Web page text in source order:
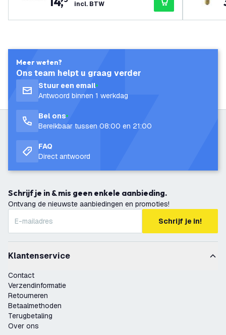
incl. BTW
Meer weten?
Ons team helpt u graag verder
Stuur een email
Antwoord binnen 1 werkdag
Bel ons
Bereikbaar tussen 08:00 en 21:00
FAQ
Direct antwoord
Schrijf je in & mis geen enkele aanbieding.
Ontvang de nieuwste aanbiedingen en promoties!
Schrijf je in!
Klantenservice
Contact
Verzendinformatie
Retourneren
Betaalmethoden
Terugbetaling
Over ons